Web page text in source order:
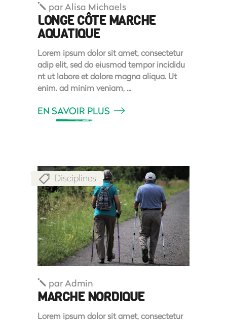
parAlisa Michaels
LONGE CÔTE MARCHE
AQUATIQUE
Lorem ipsum dolor sit amet, consectetur
adip elit, sed do eiusmod tempor incididu
nt ut labore et dolore magna aliqua. Ut
enim. ad minim veniam,
EN SAVOIR PLUS
Disciplines
parAdmin
MARCHE NORDIQUE
Lorem ipsum dolor sit amet, consectetur